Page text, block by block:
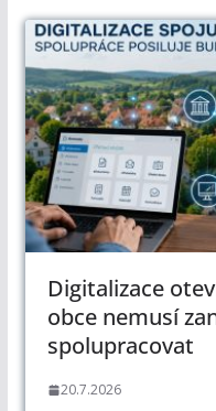
Digitalizace
obce nemusí
spolupracovat
20.7.2026